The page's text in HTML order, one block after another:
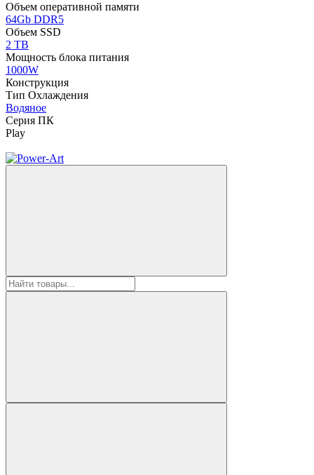
Объем оперативной памяти
64Gb DDR5
Объем SSD
2 TB
Мощность блока питания
1000W
Конструкция
Тип Охлаждения
Водяное
Серия ПК
Play